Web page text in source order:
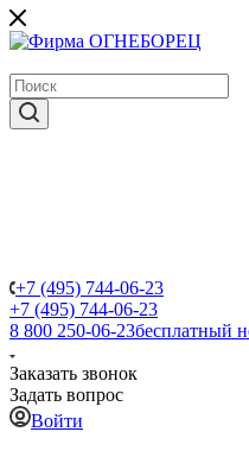
+7 (495) 744-06-23
+7 (495) 744-06-23
8 800 250-06-23бесплатный
Заказать звонок
Задать вопрос
Войти